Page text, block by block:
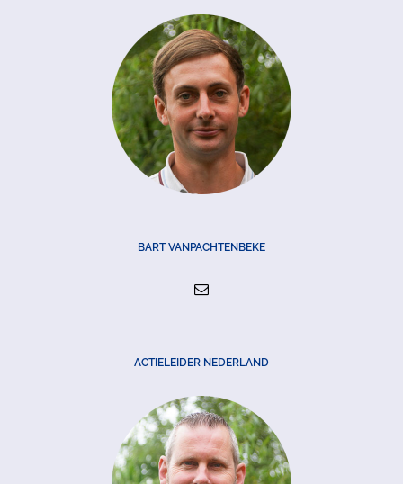
BART VANPACHTENBEKE
ACTIELEIDER NEDERLAND